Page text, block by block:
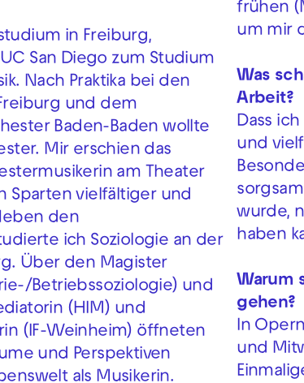
in Freiburg,
San Diego zum Studium
Nach Praktika bei den
und dem
Baden-Baden wollte
Mir erschien das
am Theater
Sparten vielfältiger und
den
ich Soziologie an der
Über den Magister
Betriebssoziologie) und
(HIM) und
(IF-Weinheim) öffneten
und Perspektiven
als Musikerin.
frühen
um mir
Was
Arbeit?
Dass
und
wurde,
haben
Warum
gehen?
In
und